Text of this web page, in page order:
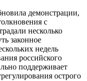
демонстрации,
с
несколько
законное
недель
российского
поддерживает
острого